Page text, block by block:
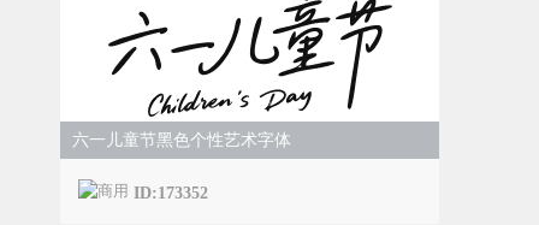
六一儿童节黑色个性艺术字体
ID:173352